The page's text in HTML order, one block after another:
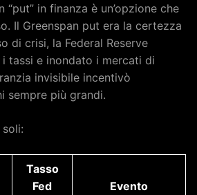
“put” in finanza è un’opzione che
Il Greenspan put era la certezza
di crisi, la Federal Reserve
tassi e inondato i mercati di
invisibile incentivò
sempre più grandi.
Tasso
Fed
Evento